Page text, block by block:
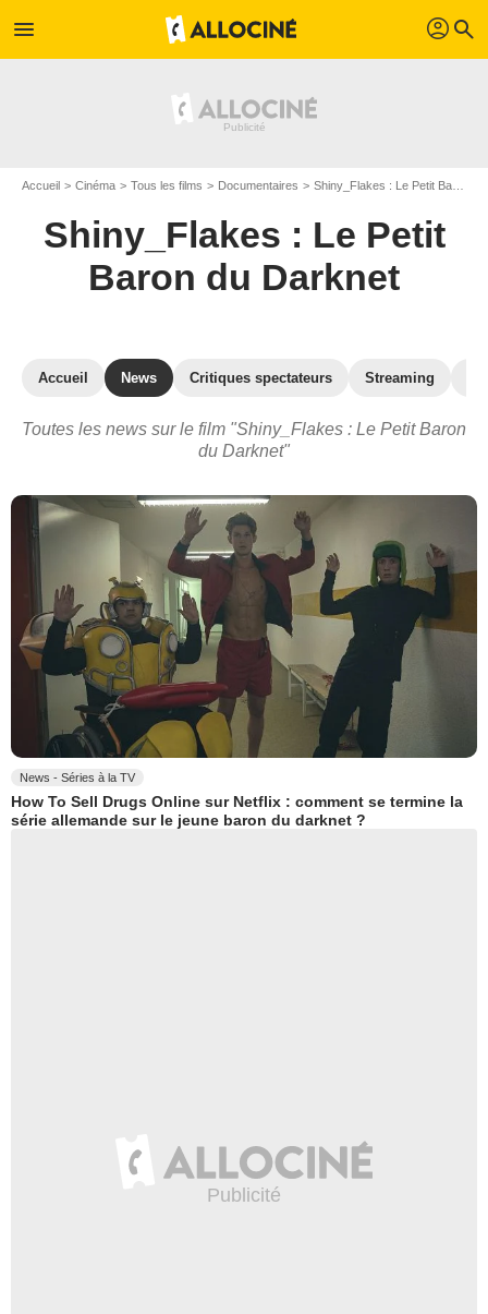
menu profil search
Accueil Cinéma Tous les films Documentaires Shiny_Flakes : Le Petit Baron du Darknet
Shiny_Flakes : Le Petit
Baron du Darknet
Accueil News Critiques spectateurs Streaming
Toutes les news sur le film "Shiny_Flakes : Le Petit Baron
du Darknet"
News - Séries à la TV
How To Sell Drugs Online sur Netflix : comment se termine la
série allemande sur le jeune baron du darknet ?